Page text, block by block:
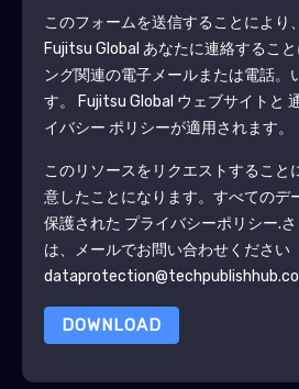
このフォームを送信することにより
Fujitsu Global あなたに連絡するこ
ング関連の電子メールまたは電話。
す。
Fujitsu Global ウェブサイトと
イバシー ポリシーが適用されます。
このリソースをリクエストすること
意したことになります。すべてのデ
保護された プライバシーポリシー.
は、メールでお問い合わせください
DOWNLOAD